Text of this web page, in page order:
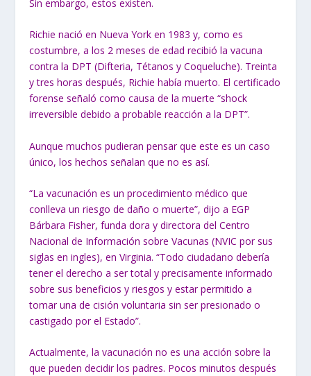
Sin embargo, estos existen.
Richie nació en Nueva York en 1983 y, como es
costumbre, a los 2 meses deedad recibió la vacuna
contra la DPT (Difteria, Tétanos y Coqueluche). Treinta
y tres horas después, Richie había muerto. El certificado
forense señaló como causa de la muerte “shock
irreversible debido a probable reacción a la DPT”.
Aunque muchos pudieran pensar que este es un caso
único, los hechos señalanque no es así.
“La vacunación es un procedimiento médico que
conlleva un riesgo de daño omuerte”, dijo a EGP
Bárbara Fisher, funda dora y directora del Centro
Nacional de Información sobre Vacunas (NVIC por sus
siglas en ingles), enVirginia. “Todo ciudadano debería
tener el derecho a ser total yprecisamente informado
sobre sus beneficios y riesgos y estar permitido a
tomar una de cisión voluntaria sin ser presionado o
castigado por el Estado”.
Actualmente, la vacunación no es una acción sobre la
que pueden decidir lospadres. Pocos minutos después